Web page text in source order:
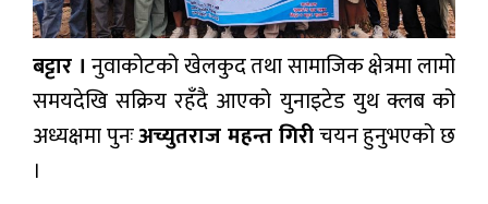
English
बट्टार । नुवाकोटको खेलकुद तथा सामाजिक क्षेत्रमा लामो
समयदेखि सक्रिय रहँदै आएको युनाइटेड युथ क्लब को
अध्यक्षमा पुनःअच्युतराज महन्त गिरीचयन हुनुभएको छ
।